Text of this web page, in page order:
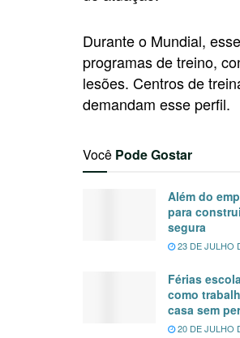
Durante o Mundial,
programas de treino,
lesões. Centros de
demandam esse perfil.
Você Pode Gostar
Além do
para
segura
23 DE JULHO
Férias
como
casa sem
20 DE JULHO